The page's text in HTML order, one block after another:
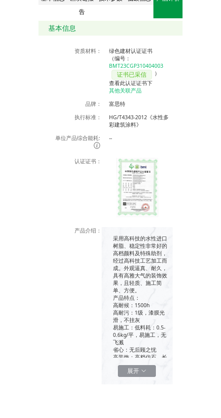
告
基本信息
资质材料：
绿色建材认证证书
（编号：
BMT23CGP310404003
证书已采信
）
查看此认证证书下
其他关联产品
品牌：
富思特
执行标准：
HG/T4343-2012《水性多
彩建筑涂料》
单位产品综合能耗:
--
认证证书：
产品介绍：
采用高科技的水性进口
树脂、稳定性非常好的
高档颜料及特殊助剂，
经过高科技工艺加工而
成。外观逼真、耐久，
具有高雅大气的装饰效
果，且轻质、施工简
单、方便。
产品特点：
高耐候：1500h
高耐污：1级，漆膜光
滑，不挂灰
易施工：低料耗：0.5-
0.6kg/平，易施工，无
飞溅
省心：无后顾之忧
高装饰：高档仿石，长
期自洁
寿命长：漆膜使用寿命
增值：可使建筑长久保
展开